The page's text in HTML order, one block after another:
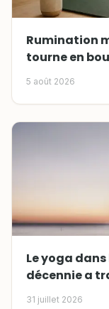
Rumination
tourne en
change
5 août 2026
Le yoga
décennie a
toujours
31 juillet 2026